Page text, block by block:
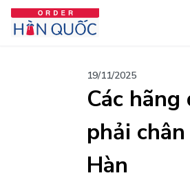
19/11/2025
Các
phải
Hàn